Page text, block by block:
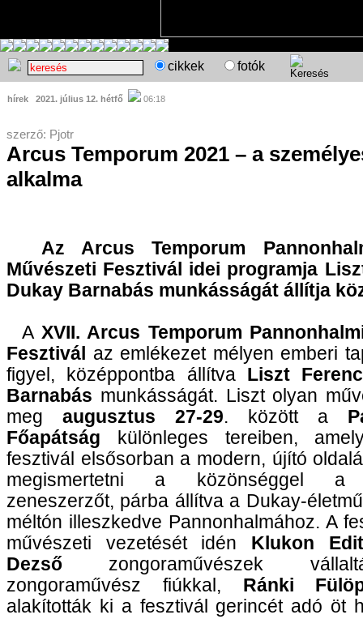
cikkek fotók
hírek 2021. július 12. hétfő 06:18
szerző: Pjotr
Arcus Temporum 2021 – a
alkalma
Az Arcus Temporum
Művészeti Fesztivál idei programja
Dukay Barnabás munkásságát állítja
A XVII. Arcus Temporum
Fesztivál
az emlékezet mélyen emberi
figyel, középpontba állítva Liszt Ferenc
Barnabás munkásságát. Liszt olyan
meg augusztus 27-29. között a
Főapátság különleges tereiben,
fesztivál elsősorban a modern, újító
megismertetni a közönséggel a
zeneszerzőt, párba állítva a Dukay-
méltón illeszkedve Pannonhalmához. A
művészeti vezetését idén Klukon Edit
Dezső zongoraművészek
zongoraművész fiúkkal, Ránki
alakították ki a fesztivál gerincét adó öt